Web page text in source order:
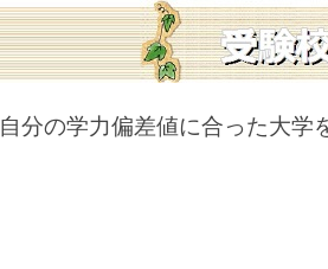
自分の学力偏差値に合った大学